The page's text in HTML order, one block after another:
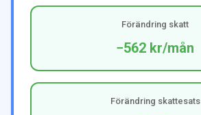
Förändring skatt
−562 kr/mån
Förändring skattesats